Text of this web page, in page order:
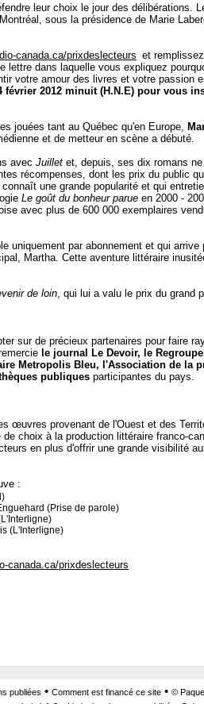
leur choix le jour des délibérations.
sous la présidence de Marie
canada.ca/prixdeslecteurs et
lettre dans laquelle vous expliquez
votre amour des livres et votre passion
février 2012 minuit (H.N.E) pour vous
jouées tant au Québec qu'en Europe,
et de metteur en scène a débuté.
avec Juillet et, depuis, ses dix romans
récompenses, dont les prix du public
une grande popularité et qui
Le goût du bonheur parue en 2000 -
avec plus de 600 000 exemplaires
uniquement par abonnement et qui arrive
Martha. Cette aventure littéraire
de loin, qui lui a valu le prix du grand
sur de précieux partenaires pour faire
le journal Le Devoir, le
Metropolis Bleu, l'Association de la
publiques participantes du pays.
œuvres provenant de l'Ouest et des
choix à la production littéraire franco-
en plus d'offrir une grande visibilité
:
(Prise de parole)
(L'Interligne)
canada.ca/prixdeslecteurs
publiées • Comment est financé ce site • ©